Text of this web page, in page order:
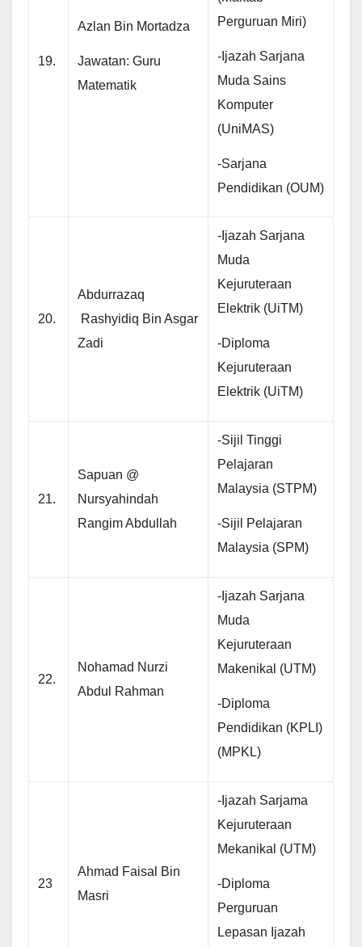
19.
Azlan Bin Mortadza
Jawatan: Guru
Matematik
Perguruan Miri)
-Ijazah Sarjana
Muda Sains
Komputer
(UniMAS)
-Sarjana
Pendidikan (OUM)
20.
Abdurrazaq
Rashyidiq Bin Asgar
Zadi
-Ijazah Sarjana
Muda
Kejuruteraan
Elektrik (UiTM)
-Diploma
Kejuruteraan
Elektrik (UiTM)
21.
Sapuan @
Nursyahindah
Rangim Abdullah
-Sijil Tinggi
Pelajaran
Malaysia (STPM)
-Sijil Pelajaran
Malaysia (SPM)
22.
Nohamad Nurzi
Abdul Rahman
-Ijazah Sarjana
Muda
Kejuruteraan
Makenikal (UTM)
-Diploma
Pendidikan (KPLI)
(MPKL)
23
Ahmad Faisal Bin
Masri
-Ijazah Sarjama
Kejuruteraan
Mekanikal (UTM)
-Diploma
Perguruan
Lepasan Ijazah